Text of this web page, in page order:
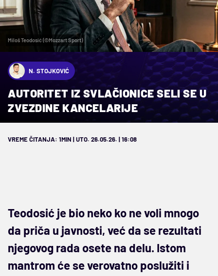
Miloš Teodosić (©Mozzart Sport)
N. STOJKOVIĆ
AUTORITET IZ SVLAČIONICE SELI SE U
ZVEZDINE KANCELARIJE
VREME ČITANJA: 1MIN | UTO. 26.05.26. | 16:08
Teodosić je bio neko ko ne voli mnogo
da priča u javnosti, već da se rezultati
njegovog rada osete na delu. Istom
mantrom će se verovatno poslužiti i